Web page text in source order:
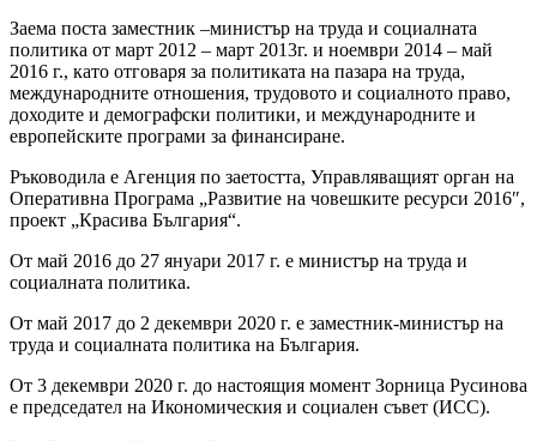
Заема поста заместник –министър на труда и социалната
политика от март 2012 – март 2013г. и ноември 2014 – май
2016 г., като отговаря за политиката на пазара на труда,
международните отношения, трудовото и социалното право,
доходите и демографски политики, и международните и
европейските програми за финансиране.
Ръководила е Агенция по заетостта, Управляващият орган на
Оперативна Програма „Развитие на човешките ресурси 2016″,
проект „Красива България“.
От май 2016 до 27 януари 2017 г. е министър на труда и
социалната политика.
От май 2017 до 2 декември 2020 г. е заместник-министър на
труда и социалната политика на България.
От 3 декември 2020 г. до настоящия момент Зорница Русинова
е председател на Икономическия и социален съвет (ИСС).